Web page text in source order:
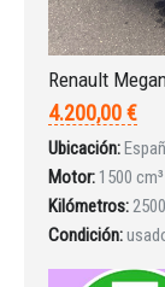
Renault
4.200,00 €
Ubicación:
Motor: 1500
Kilómetros:
Condición: